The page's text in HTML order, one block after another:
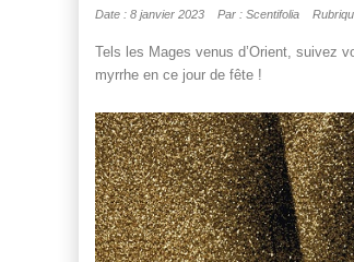
Date : 8 janvier 2023 Par : Scentifolia
Tels les Mages venus d’Orient, suivez
myrrhe en ce jour de fête !